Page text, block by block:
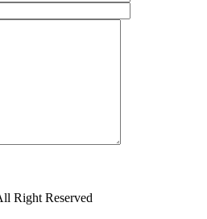
Right Reserved